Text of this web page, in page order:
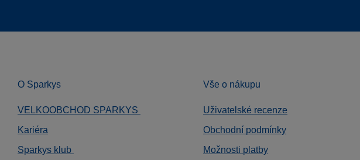
O Sparkys
VELKOOBCHOD SPARKYS
Kariéra
Sparkys klub
Vše o nákupu
Uživatelské recenze
Obchodní podmínky
Možnosti platby